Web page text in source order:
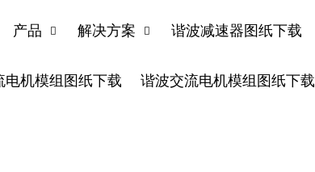
产品  解决方案  谐波减速器图纸下载
电机模组图纸下载 谐波交流电机模组图纸下载